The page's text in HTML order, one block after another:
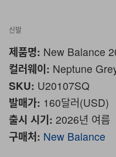
신발
제품명: New Balance
컬러웨이: Neptune
SKU: U20107SQ
발매가: 160달러(USD)
출시 시기: 2026년 여름
구매처: New Balance